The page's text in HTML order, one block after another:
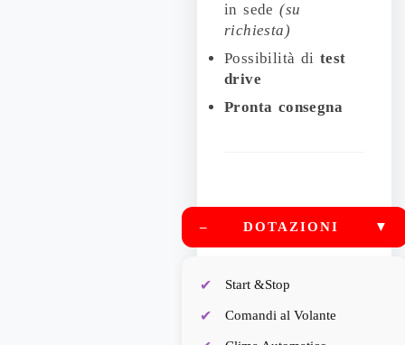
in sede(su
richiesta)
Possibilità di test
drive
Pronta consegna
– DOTAZIONI ▼
Start &Stop
Comandi al Volante